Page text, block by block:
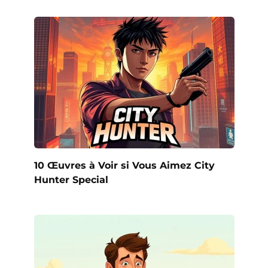
10 Œuvres à Voir si Vous Aimez City
Hunter Special